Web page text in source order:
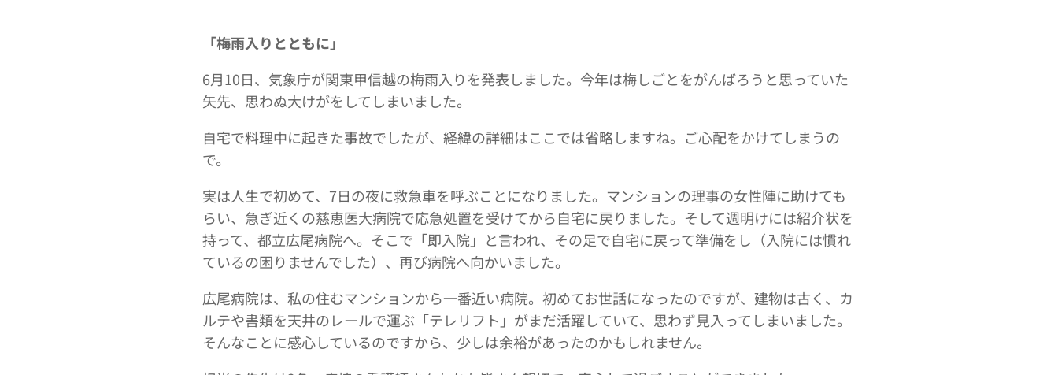
「梅雨入りとともに」
6月10日、気象庁が関東甲信越の梅雨入りを発表しました。今年は梅しごとをがんばろうと思っていた
矢先、思わぬ大けがをしてしまいました。
自宅で料理中に起きた事故でしたが、経緯の詳細はここでは省略しますね。ご心配をかけてしまうの
で。
実は人生で初めて、7日の夜に救急車を呼ぶことになりました。マンションの理事の女性陣に助けても
らい、急ぎ近くの慈恵医大病院で応急処置を受けてから自宅に戻りました。そして週明けには紹介状を
持って、都立広尾病院へ。そこで「即入院」と言われ、その足で自宅に戻って準備をし（入院には慣れ
ているの困りませんでした）、再び病院へ向かいました。
広尾病院は、私の住むマンションから一番近い病院。初めてお世話になったのですが、建物は古く、カ
ルテや書類を天井のレールで運ぶ「テレリフト」がまだ活躍していて、思わず見入ってしまいました。
そんなことに感心しているのですから、少しは余裕があったのかもしれません。